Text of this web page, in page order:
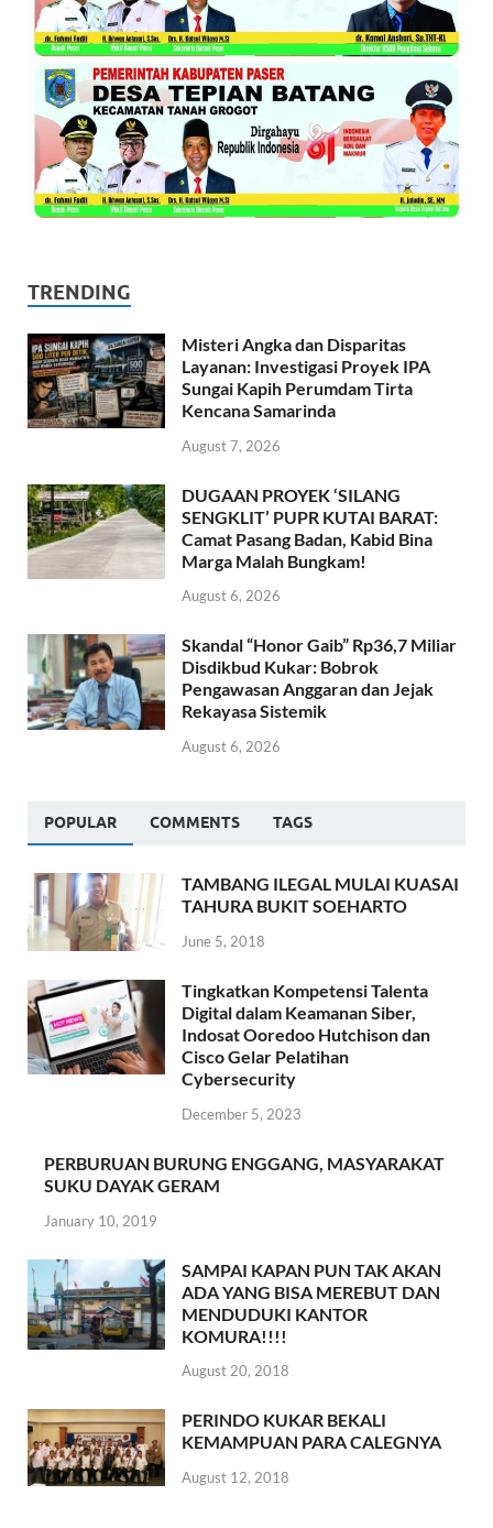
TRENDING
Misteri Angka dan Disparitas
Layanan: Investigasi Proyek IPA
Sungai Kapih Perumdam Tirta
Kencana Samarinda
August 7, 2026
DUGAAN PROYEK ‘SILANG
SENGKLIT’ PUPR KUTAI BARAT:
Camat Pasang Badan, Kabid Bina
Marga Malah Bungkam!
August 6, 2026
Skandal “Honor Gaib” Rp36,7 Miliar
Disdikbud Kukar: Bobrok
Pengawasan Anggaran dan Jejak
Rekayasa Sistemik
August 6, 2026
POPULAR COMMENTS TAGS
TAMBANG ILEGAL MULAI KUASAI
TAHURA BUKIT SOEHARTO
June 5, 2018
Tingkatkan Kompetensi Talenta
Digital dalam Keamanan Siber,
Indosat Ooredoo Hutchison dan
Cisco Gelar Pelatihan
Cybersecurity
December 5, 2023
PERBURUAN BURUNG ENGGANG, MASYARAKAT
SUKU DAYAK GERAM
January 10, 2019
SAMPAI KAPAN PUN TAK AKAN
ADA YANG BISA MEREBUT DAN
MENDUDUKI KANTOR
KOMURA!!!!
August 20, 2018
PERINDO KUKAR BEKALI
KEMAMPUAN PARA CALEGNYA
August 12, 2018